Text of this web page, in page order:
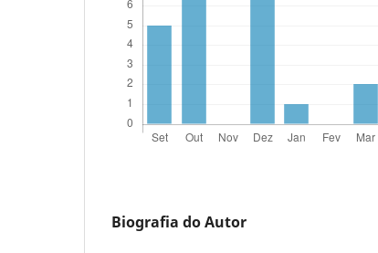
Biografia do Autor